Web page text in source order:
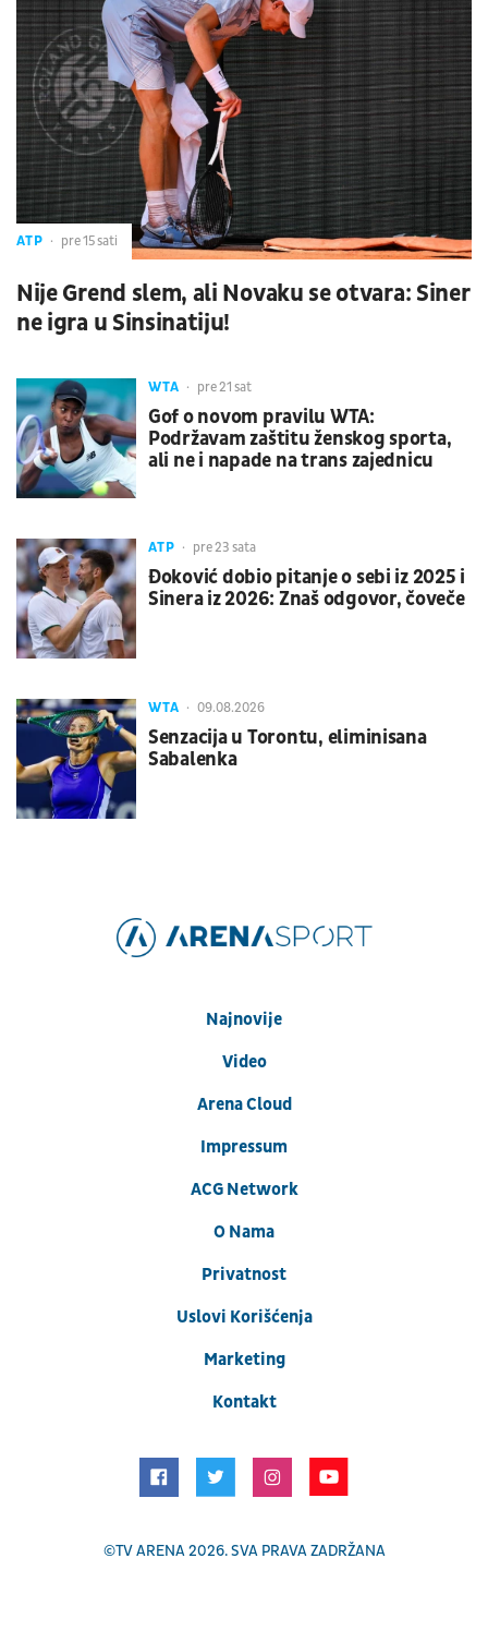
ATP pre 15 sati
Nije Grend slem, ali Novaku se otvara: Siner
ne igra u Sinsinatiju!
WTA pre 21 sat
Gof o novom pravilu WTA:
Podržavam zaštitu ženskog sporta,
ali ne i napade na trans zajednicu
ATP pre 23 sata
Đoković dobio pitanje o sebi iz 2025 i
Sinera iz 2026: Znaš odgovor, čoveče
WTA 09.08.2026
Senzacija u Torontu, eliminisana
Sabalenka
Najnovije
Video
Arena Cloud
Impressum
ACG Network
O Nama
Privatnost
Uslovi Korišćenja
Marketing
Kontakt
©TV ARENA2026. SVA PRAVA ZADRŽANA